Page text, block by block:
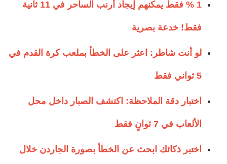
1 % فقط يمكنهم إيجاد أرنب الساحر في 11 ثانية
فقط! خدعة بصرية
لو أنت شاطر: اعثر على الخطأ بملعب كرة القدم في
5 ثواني فقط
اختبار دقة الملاحظة: اكتشف الصبار داخل محل
الألعاب في 7 ثوانٍ فقط
اختبر ذكائك ابحث عن الخطأ بصورة الجاردن خلال